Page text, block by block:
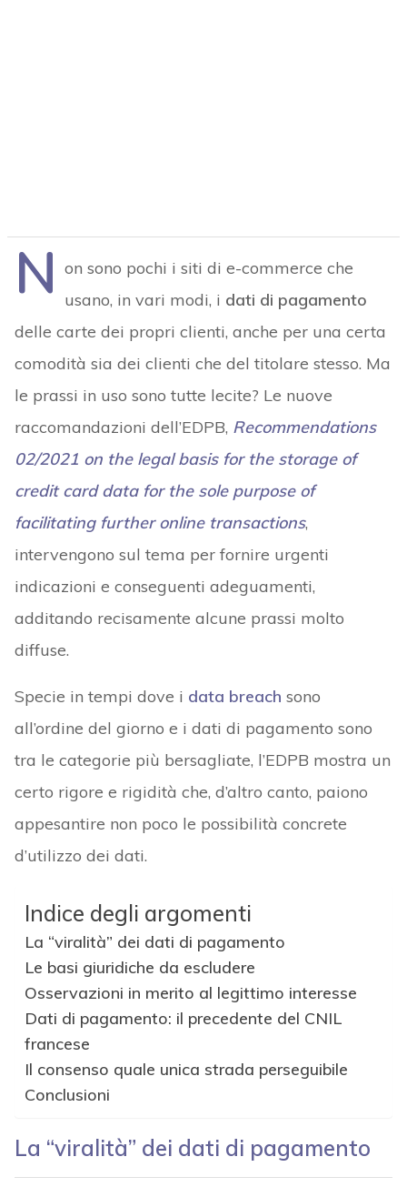
N on sono pochi i siti di e-commerce che
usano, in vari modi, i dati di pagamento
delle carte dei propri clienti, anche per una certa
comodità sia dei clienti che del titolare stesso. Ma
le prassi in uso sono tutte lecite? Le nuove
raccomandazioni dell’EDPB, Recommendations
02/2021 on the legal basis for the storage of
credit card data for the sole purpose of
facilitating further online transactions,
intervengono sul tema per fornire urgenti
indicazioni e conseguenti adeguamenti,
additando recisamente alcune prassi molto
diffuse.
Specie in tempi dove i data breach sono
all’ordine del giorno e i dati di pagamento sono
tra le categorie più bersagliate, l’EDPB mostra un
certo rigore e rigidità che, d’altro canto, paiono
appesantire non poco le possibilità concrete
d’utilizzo dei dati.
Indice degli argomenti
La “viralità” dei dati di pagamento
Le basi giuridiche da escludere
Osservazioni in merito al legittimo interesse
Dati di pagamento: il precedente del CNIL
francese
Il consenso quale unica strada perseguibile
Conclusioni
La “viralità” dei dati di pagamento